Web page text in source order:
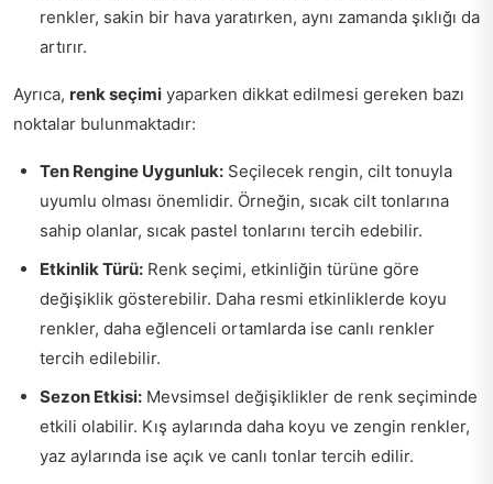
renkler, sakin bir hava yaratırken, aynı zamanda şıklığı da
artırır.
Ayrıca, renk seçimi yaparken dikkat edilmesi gereken bazı
noktalar bulunmaktadır:
Ten Rengine Uygunluk: Seçilecek rengin, cilt tonuyla
uyumlu olması önemlidir. Örneğin, sıcak cilt tonlarına
sahip olanlar, sıcak pastel tonlarını tercih edebilir.
Etkinlik Türü: Renk seçimi, etkinliğin türüne göre
değişiklik gösterebilir. Daha resmi etkinliklerde koyu
renkler, daha eğlenceli ortamlarda ise canlı renkler
tercih edilebilir.
Sezon Etkisi: Mevsimsel değişiklikler de renk seçiminde
etkili olabilir. Kış aylarında daha koyu ve zengin renkler,
yaz aylarında ise açık ve canlı tonlar tercih edilir.